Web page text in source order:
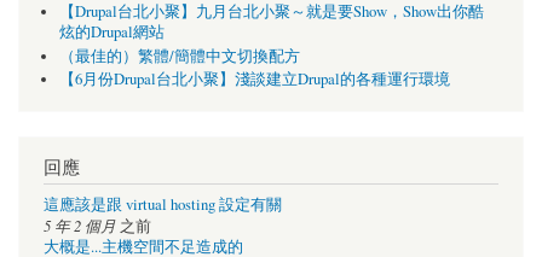
【Drupal台北小聚】九月台北小聚～就是要Show，Show出你酷
炫的Drupal網站
（最佳的）繁體/簡體中文切換配方
【6月份Drupal台北小聚】淺談建立Drupal的各種運行環境
回應
這應該是跟 virtual hosting 設定有關
5 年 2 個月 之前
大概是...主機空間不足造成的